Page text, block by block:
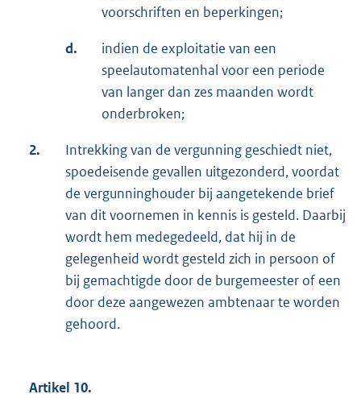
voorschriften en beperkingen;
d.
indien de exploitatie van een
speelautomatenhal voor een periode
van langer dan zes maanden wordt
onderbroken;
2.
Intrekking van de vergunning geschiedt niet,
spoedeisende gevallen uitgezonderd, voordat
de vergunninghouder bij aangetekende brief
van dit voornemen in kennis is gesteld. Daarbij
wordt hem medegedeeld, dat hij in de
gelegenheid wordt gesteld zich in persoon of
bij gemachtigde door de burgemeester of een
door deze aangewezen ambtenaar te worden
gehoord.
Artikel 10.